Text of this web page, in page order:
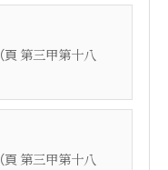
（頁 第三甲第十八
（頁 第三甲第十八